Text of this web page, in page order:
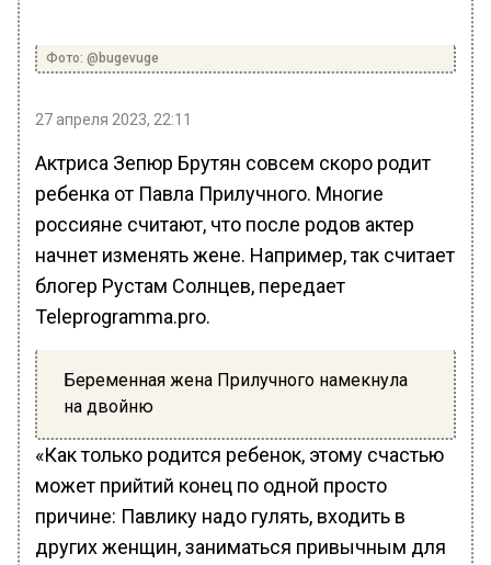
Фото: @bugevuge
27 апреля 2023, 22:11
Актриса Зепюр Брутян совсем скоро родит
ребенка от Павла Прилучного. Многие
россияне считают, что после родов актер
начнет изменять жене. Например, так считает
блогер Рустам Солнцев, передает
Teleprogramma.pro.
Беременная жена Прилучного намекнула
на двойню
«Как только родится ребенок, этому счастью
может прийтий конец по одной просто
причине: Павлику надо гулять, входить в
других женщин, заниматься привычным для